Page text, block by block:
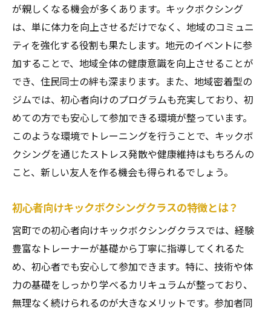
リフレッシュ効果
宮町の自然環境を活用したキックボクシン
グの魅力
リフレッシュに最適な宮町のスポット紹介
自然の中で行うキックボクシングの効果と
は？
宮町の自然が提供するメンタルヘルスへの
貢献
キックボクシングと自然環境の組み合わせ
宮町で自然を感じながらキックボクシング
を楽しむ方法
キックボクシングで健康的な生活を始めるため
のステップガイド
キックボクシングを始める前に知っておく
べきこと
が親しくなる機会が多くあります。キックボクシング
は、単に体力を向上させるだけでなく、地域のコミュニ
ティを強化する役割も果たします。地元のイベントに参
加することで、地域全体の健康意識を向上させることが
でき、住民同士の絆も深まります。また、地域密着型の
ジムでは、初心者向けのプログラムも充実しており、初
めての方でも安心して参加できる環境が整っています。
このような環境でトレーニングを行うことで、キックボ
クシングを通じたストレス発散や健康維持はもちろんの
こと、新しい友人を作る機会も得られるでしょう。
初心者向けキックボクシングクラスの特徴とは？
宮町での初心者向けキックボクシングクラスでは、経験
豊富なトレーナーが基礎から丁寧に指導してくれるた
め、初心者でも安心して参加できます。特に、技術や体
力の基礎をしっかり学べるカリキュラムが整っており、
無理なく続けられるのが大きなメリットです。参加者同